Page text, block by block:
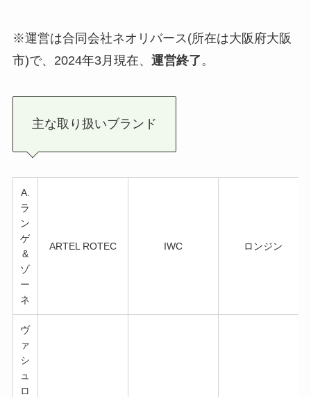
※運営は合同会社ネオリバース(所在は大阪府大阪
市)で、2024年3月現在、 運営終了 。
主な取り扱いブランド
A.
ラ
ン
ゲ
&
ゾ
ー
ネ
ARTEL ROTEC IWC ロンジン
ヴ
ァ
シ
ュ
ロ